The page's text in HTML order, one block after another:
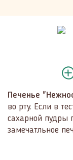
Печенье
во рту. Если в
сахарной пудры
замечатльное